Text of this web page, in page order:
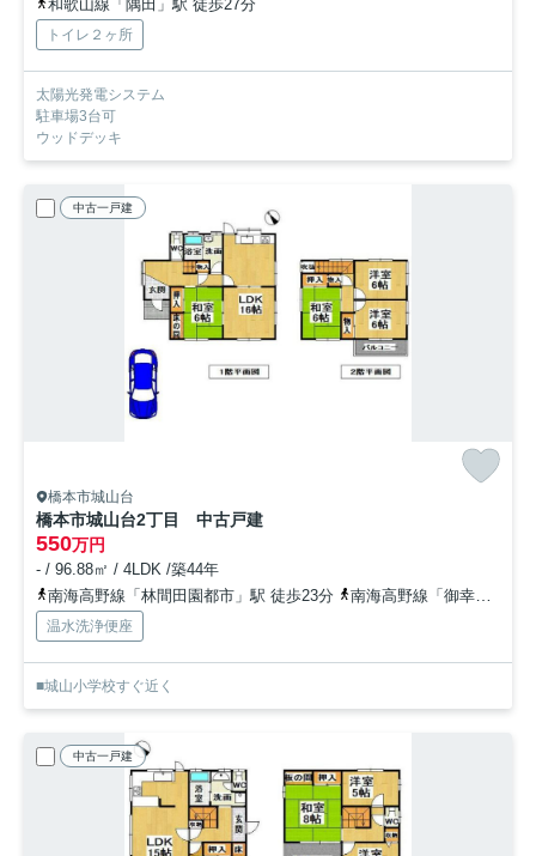
和歌山線「隅田」駅 徒歩27分
トイレ２ヶ所
太陽光発電システム
駐車場3台可
ウッドデッキ
中古一戸建
橋本市城山台
橋本市城山台2丁目 中古戸建
550万円
- / 96.88㎡ / 4LDK /築44年
南海高野線「林間田園都市」駅 徒歩23分
南海高野線「御幸辻」駅 徒歩31分
温水洗浄便座
■城山小学校すぐ近く
中古一戸建